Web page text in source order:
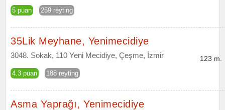
5 puan 259 reyting
35Lik Meyhane, Yenimecidiye
3048. Sokak, 110 Yeni Mecidiye, Çeşme, İzmir
4.3 puan 188 reyting
123 m.
Asma Yaprağı, Yenimecidiye